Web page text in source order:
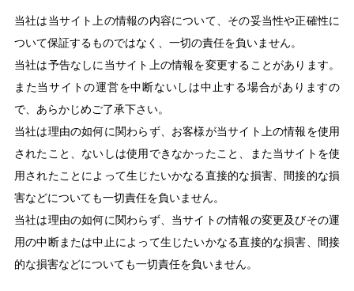
当社は当サイト上の情報の内容について、その妥当性や正確性に
ついて保証するものではなく、一切の責任を負いません。
当社は予告なしに当サイト上の情報を変更することがあります。
また当サイトの運営を中断ないしは中止する場合がありますの
で、あらかじめご了承下さい。
当社は理由の如何に関わらず、お客様が当サイト上の情報を使用
されたこと、ないしは使用できなかったこと、また当サイトを使
用されたことによって生じたいかなる直接的な損害、間接的な損
害などについても一切責任を負いません。
当社は理由の如何に関わらず、当サイトの情報の変更及びその運
用の中断または中止によって生じたいかなる直接的な損害、間接
的な損害などについても一切責任を負いません。